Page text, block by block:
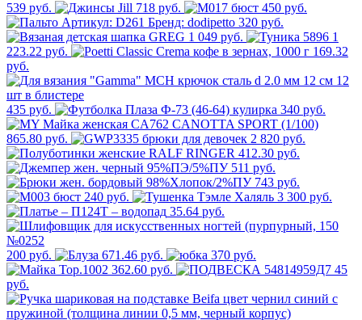
539 руб. 718 руб.
450 руб.
320 руб.
1 049 руб.
1
223.22 руб.
169.32
руб.
435 руб. 340 руб.
865.80 руб.
2 820 руб.
412.30 руб.
511 руб.
743 руб.
240 руб.
3 300 руб.
35.64 руб.
200 руб. 671.46 руб.
370 руб.
362.60 руб.
45
руб.